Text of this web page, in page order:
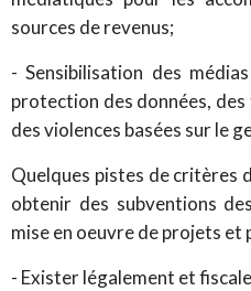
sources de revenus;
- Sensibilisation des
protection des données,
des violences basées sur le
Quelques pistes de critères
obtenir des subventions
mise en oeuvre de projets et
- Exister légalement et